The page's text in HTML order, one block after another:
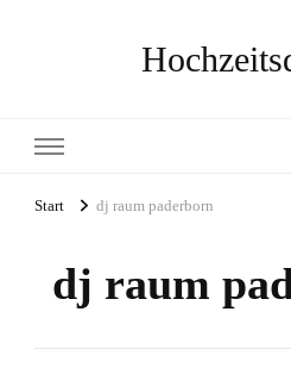
Start dj raum paderborn
dj raum